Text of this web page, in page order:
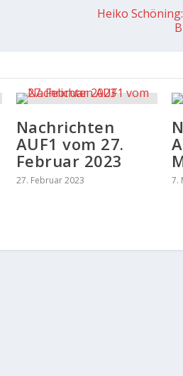
Heiko
Nachrichten
AUF1 vom 27.
Februar 2023
27. Februar 2023 7.